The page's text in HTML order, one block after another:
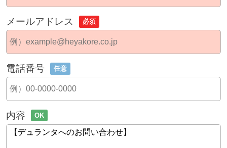
メールアドレス 必須
電話番号 任意
内容 OK